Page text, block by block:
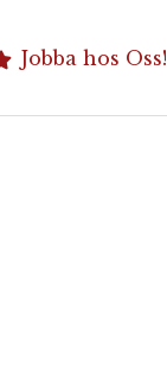
Jobba hos Oss!